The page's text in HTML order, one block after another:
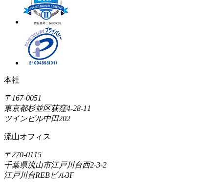
本社
〒167-0051
東京都杉並区荻窪4-28-11
ツインビル中田202
流山オフィス
〒270-0115
千葉県流山市江戸川台西2-3-2
江戸川台REBビル3F